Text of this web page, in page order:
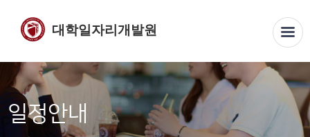
대학일자리개발원
일정안내